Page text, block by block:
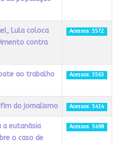
Lula coloca
contra
Acessos: 5572
ao trabalho
Acessos: 5563
do jornalismo Acessos: 5414
a eutanásia
o caso de
Acessos: 5498